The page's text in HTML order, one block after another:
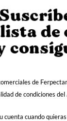
de
de condiciones del
cuenta cuando